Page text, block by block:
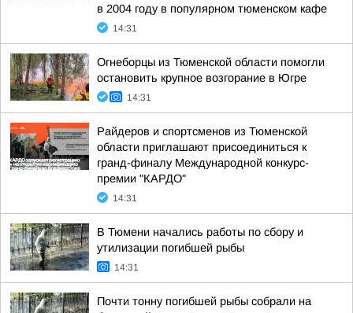
в 2004 году в популярном тюменском кафе
14:31
Огнеборцы из Тюменской области помогли
остановить крупное возгорание в Югре
14:31
Райдеров и спортсменов из Тюменской
области приглашают присоединиться к
гранд-финалу Международной конкурс-
премии "КАРДО"
14:31
В Тюмени начались работы по сбору и
утилизации погибшей рыбы
14:31
Почти тонну погибшей рыбы собрали на